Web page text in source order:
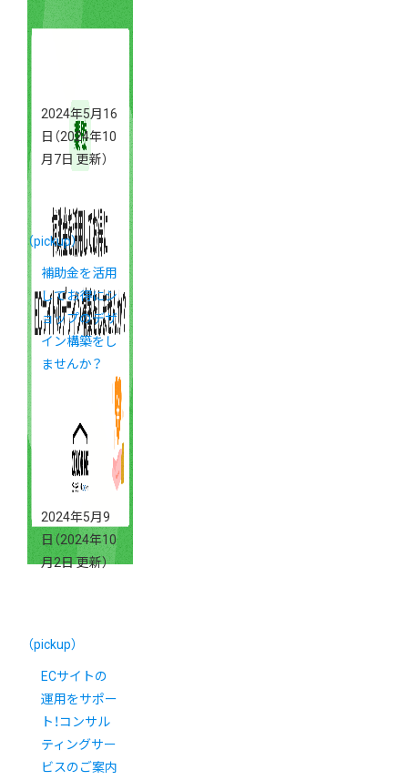
2024年5月16
日 （2024年10
月7日 更新）
（pickup）
補助金を活用
してお得にシ
ョップのデザ
イン構築をし
ませんか？
2024年5月9
日 （2024年10
月2日 更新）
（pickup）
ECサイトの
運用をサポー
ト！コンサル
ティングサー
ビスのご案内